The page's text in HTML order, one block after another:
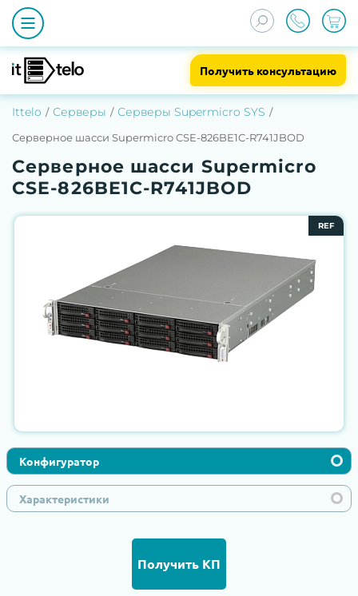
Получить консультацию
Ittelo Серверы Серверы Supermicro SYS
Серверное шасси Supermicro CSE-826BE1C-R741JBOD
Серверное шасси Supermicro
CSE-826BE1C-R741JBOD
REF
Конфигуратор
Характеристики
Получить КП